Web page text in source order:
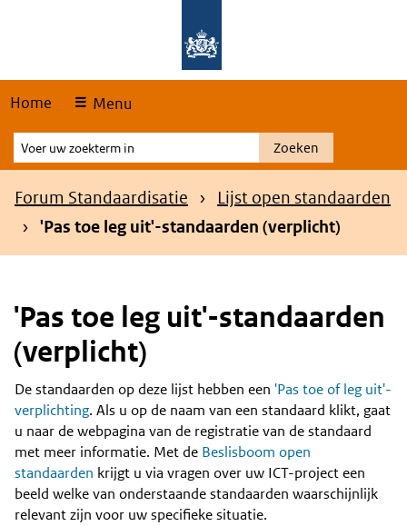
Home Menu
Voer
uw
zoekterm
Zoeken
Kruimelpad
Forum Standaardisatie
Lijst open standaarden
'Pas toe leg uit'-standaarden (verplicht)
'Pas toe leg uit'-standaarden
(verplicht)
Content
De standaarden op deze lijst hebben een 'Pas toe of leg uit'-
verplichting. Als u op de naam van een standaard klikt, gaat
u naar de webpagina van de registratie van de standaard
met meer informatie. Met de Beslisboom open
standaarden krijgt u via vragen over uw ICT-project een
beeld welke van onderstaande standaarden waarschijnlijk
relevant zijn voor uw specifieke situatie.